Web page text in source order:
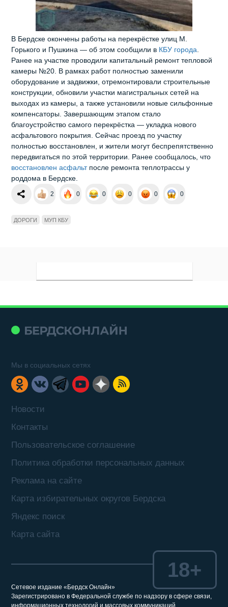
В Бердске окончены работы на перекрёстке улиц М.
Горького и Пушкина — об этом сообщили в КБУ города
Ранее на участке проводили капитальный ремонт тепловой
камеры №20. В рамках работ полностью заменили
оборудование и задвижки, отремонтировали строительные
конструкции, обновили участки магистральных сетей на
выходах из камеры, а также установили новые сильфонные
компенсаторы. Завершающим этапом стало
благоустройство самого перекрёстка — укладка нового
асфальтового покрытия. Сейчас проезд по участку
полностью восстановлен, и жители могут беспрепятственно
передвигаться по этой территории. Ранее сообщалось, что
восстановлен асфальтпосле ремонта теплотрассы у
роддома в Бердске.
2 0 0 0 0 0
ДОРОГИ МУП КБУ
Новости
Контакты
Пользовательское соглашение
Политика обработки персональных данных
Реклама на сайте
Карта избирательных округов Бердска
Яндекс поиск
Карта сайта
Мы в социальных сетях
Сетевое издание «Бердск Онлайн»
Зарегистрировано в Федеральной службе по надзору в сфере связи,
информационных технологий и массовых коммуникаций
18+